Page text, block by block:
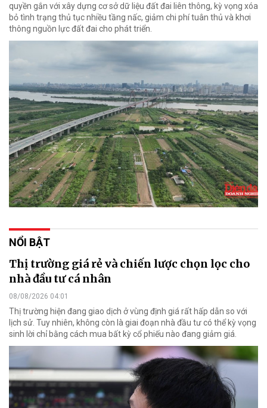
quyền gắn với xây dựng cơ sở dữ liệu đất đai liên thông, kỳ vọng xóa
bỏ tình trạng thủ tục nhiều tầng nấc, giảm chi phí tuân thủ và khơi
thông nguồn lực đất đai cho phát triển.
NỔI BẬT
Thị trường giá rẻ và chiến lược chọn lọc cho
nhà đầu tư cá nhân
08/08/2026 04:01
Thị trường hiện đang giao dịch ở vùng định giá rất hấp dẫn so với
lịch sử. Tuy nhiên, không còn là giai đoạn nhà đầu tư có thể kỳ vọng
sinh lời chỉ bằng cách mua bất kỳ cổ phiếu nào đang giảm giá.